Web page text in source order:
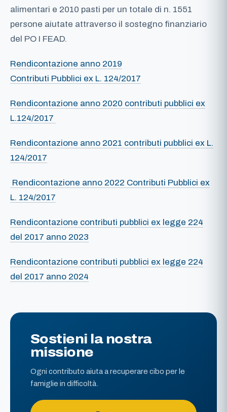
alimentari e 2010 pasti per un totale di n. 1551
persone aiutate attraverso il sostegno finanziario
del PO I FEAD.
Rendicontazione anno 2019
Contributi Pubblici ex L. 124/2017
Rendicontazione anno 2020 contributi pubblici ex
L.124/2017
Rendicontazione anno 2021 contributi pubblici ex L.
124/2017
Rendicontazione anno 2022 Contributi Pubblici ex
L. 124/2017
Rendicontazione contributi pubblici ex legge 224
del 2017 anno 2023
Rendicontazione contributi pubblici ex legge 224
del 2017 anno 2024
Sostieni la nostra
missione
Ogni contributo aiuta a recuperare cibo per le
famiglie in difficoltà.